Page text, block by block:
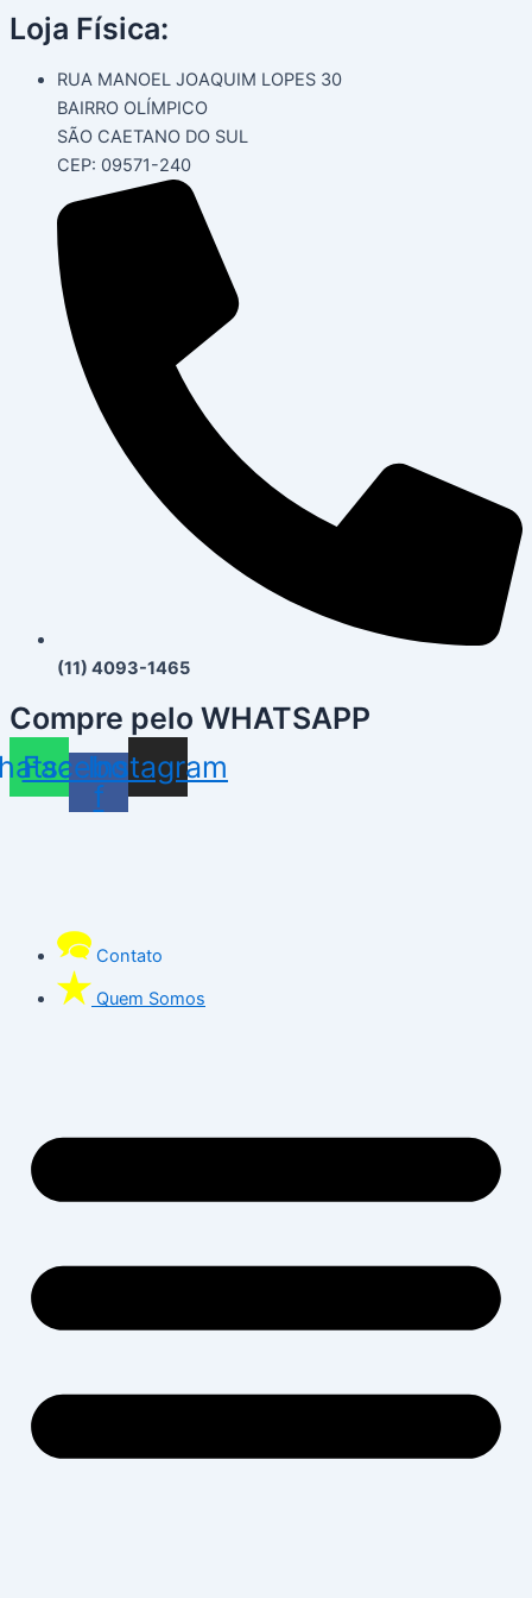
Ir
para
conteúdo
Loja Física:
RUA MANOEL JOAQUIM LOPES 30
BAIRRO OLÍMPICO
SÃO CAETANO DO SUL
CEP: 09571-240
(11) 4093-1465
Compre pelo WHATSAPP
Facebook-
f
Instagram
Contato
Quem Somos
Post
navigation